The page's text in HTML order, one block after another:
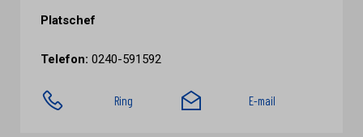
Platschef
Telefon: 0240-591592
Ring E-mail